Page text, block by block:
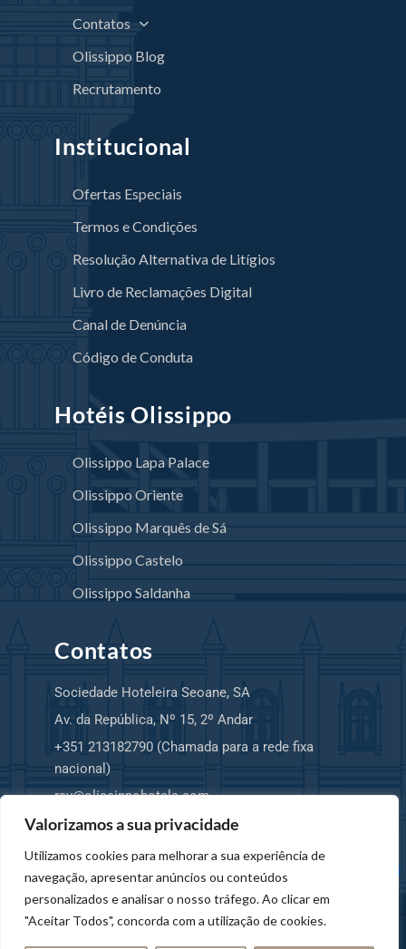
Valorizamos a sua privacidade
Utilizamos cookies para melhorar a sua experiência de
navegação, apresentar anúncios ou conteúdos
personalizados e analisar o nosso tráfego. Ao clicar em
"Aceitar Todos", concorda com a utilização de cookies.
Contatos
Olissippo Blog
Recrutamento
Institucional
Ofertas Especiais
Termos e Condições
Resolução Alternativa de Litígios
Livro de Reclamações Digital
Canal de Denúncia
Código de Conduta
Hotéis Olissippo
Olissippo Lapa Palace
Olissippo Oriente
Olissippo Marquês de Sá
Olissippo Castelo
Olissippo Saldanha
Contatos
Sociedade Hoteleira Seoane, SA
Av. da República, Nº 15, 2º Andar
+351 213182790 (Chamada para a rede fixa
nacional)
rsv@olissippohotels.com
can I help you?